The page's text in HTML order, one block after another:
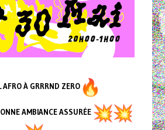
AFRO À GRRRND ZERO
AMBIANCE ASSURÉE